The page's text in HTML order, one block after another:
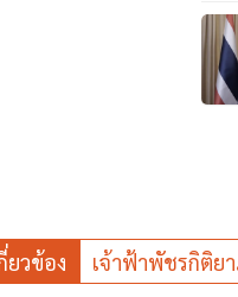
ยวข้อง เจ้าฟ้าพัชรกิติย